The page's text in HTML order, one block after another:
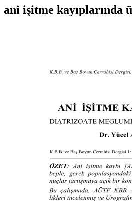
ani işitme kayıplarında